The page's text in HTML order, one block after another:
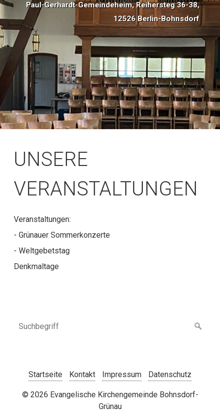
Paul-Gerhardt-Gemeindeheim, Reihersteg 36-38,
12526 Berlin-Bohnsdorf
UNSERE
VERANSTALTUNGEN
Veranstaltungen:
- Grünauer Sommerkonzerte
- Weltgebetstag
Denkmaltage
Startseite Kontakt Impressum Datenschutz
© 2026 Evangelische Kirchengemeinde Bohnsdorf-
Grünau